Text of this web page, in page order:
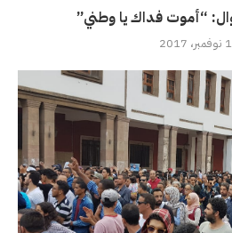
“أموت فداك يا وطني”
2017